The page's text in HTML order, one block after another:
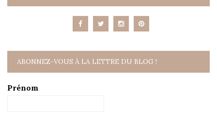
ABONNEZ-VOUS À LA LETTRE DU BLOG !
Prénom